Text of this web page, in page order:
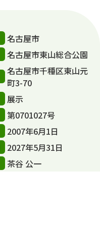
名古屋市
名古屋市東山総合公園
名古屋市千種区東山元
町3-70
展示
第0701027号
2007年6月1日
2027年5月31日
茶谷 公一